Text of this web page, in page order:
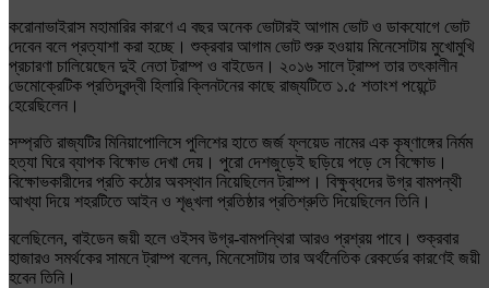
করোনাভাইরাস মহামারির কারণে এ বছর অনেক ভোটারই আগাম ভোট ও ডাকযোগে ভোট
দেবেন বলে প্রত্যাশা করা হচ্ছে। শুক্রবার আগাম ভোট শুরু হওয়ায় মিনেসোটায় মুখোমুখি
প্রচারণা চালিয়েছেন দুই নেতা ট্রাম্প ও বাইডেন। ২০১৬ সালে ট্রাম্প তার তৎকালীন
ডেমোক্রেটিক প্রতিদ্বন্দ্বী হিলারি ক্লিনটনের কাছে রাজ্যটিতে ১.৫ শতাংশ পয়েন্টে
হেরেছিলেন।
সম্প্রতি রাজ্যটির মিনিয়াপোলিসে পুলিশের হাতে জর্জ ফ্লয়েড নামের এক কৃষ্ণাঙ্গের নির্মম
হত্যা ঘিরে ব্যাপক বিক্ষোভ দেখা দেয়। পুরো দেশজুড়েই ছড়িয়ে পড়ে সে বিক্ষোভ।
বিক্ষোভকারীদের প্রতি কঠোর অবস্থান নিয়েছিলেন ট্রাম্প। বিক্ষুব্ধদের উগ্র বামপন্থী
আখ্যা দিয়ে শহরটিতে আইন ও শৃঙ্খলা প্রতিষ্ঠার প্রতিশ্রুতি দিয়েছিলেন তিনি।
বলেছিলেন, বাইডেন জয়ী হলে ওইসব উগ্র-বামপন্থিরা আরও প্রশ্রয় পাবে। শুক্রবার
হাজারও সমর্থকের সামনে ট্রাম্প বলেন, মিনেসোটায় তার অর্থনৈতিক রেকর্ডের কারণেই জয়ী
হবেন তিনি।